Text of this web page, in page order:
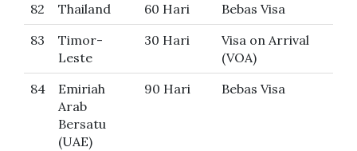
82
Thailand 60 Hari
Bebas Visa
83
Timor-
Leste
30 Hari
Visa on Arrival
(VOA)
84
Emiriah
Arab
Bersatu
(UAE)
90 Hari Bebas Visa